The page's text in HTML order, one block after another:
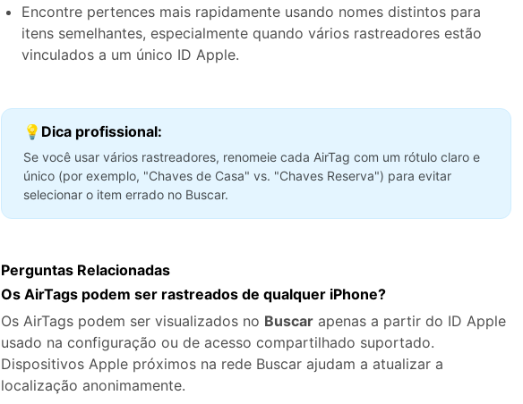
Encontre pertences mais rapidamente usando nomes distintos para
itens semelhantes, especialmente quando vários rastreadores estão
vinculados a um único ID Apple.
💡Dica profissional:
Se você usar vários rastreadores, renomeie cada AirTag com um rótulo claro e
único (por exemplo, "Chaves de Casa" vs. "Chaves Reserva") para evitar
selecionar o item errado no Buscar.
Perguntas Relacionadas
Os AirTags podem ser rastreados de qualquer iPhone?
Os AirTags podem ser visualizados no Buscarapenas a partir do ID Apple
usado na configuração ou de acesso compartilhado suportado.
Dispositivos Apple próximos na rede Buscar ajudam a atualizar a
localização anonimamente.